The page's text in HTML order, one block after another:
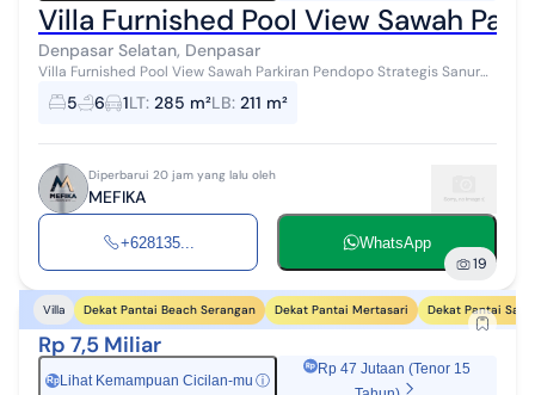
Villa Furnished Pool View Sawah
Denpasar Selatan, Denpasar
Villa Furnished Pool View Sawah Parkiran Pendopo Strategis Sanur
31/10/2025 (NO.211) (@Tugus) Detail Property Dijual : Villa di Sanur,
Denpasar...
5 6 1LT: 285 m²LB: 211 m²
Diperbarui 20 jam yang lalu oleh
MEFIKA
+628135... WhatsApp
19
Villa Dekat Pantai Beach Serangan Dekat Pantai Mertasari Dekat Pantai
Rp 7,5 Miliar
Rp Lihat Kemampuan Cicilan-mu ⓘ
Rp 47 Jutaan (Tenor 15